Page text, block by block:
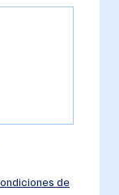
de